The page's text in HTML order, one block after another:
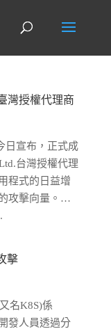
灣授權代理商
日宣布，正式成
台灣授權代理
程式的日益增
攻擊向量。…
擊
名K8S)係
發人員透過分